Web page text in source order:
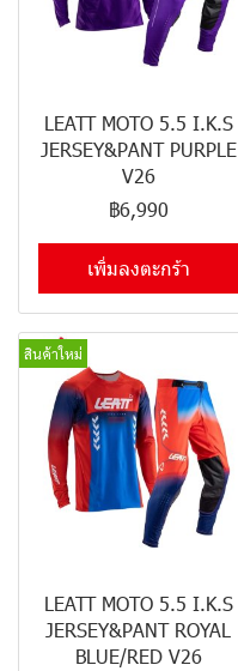
LEATT MOTO 5.5 I.K.S
JERSEY&PANT PURPLE
V26
฿6,990
เพิ่มลงตะกร้า
สินค้าใหม่
LEATT MOTO 5.5 I.K.S
JERSEY&PANT ROYAL
BLUE/RED V26